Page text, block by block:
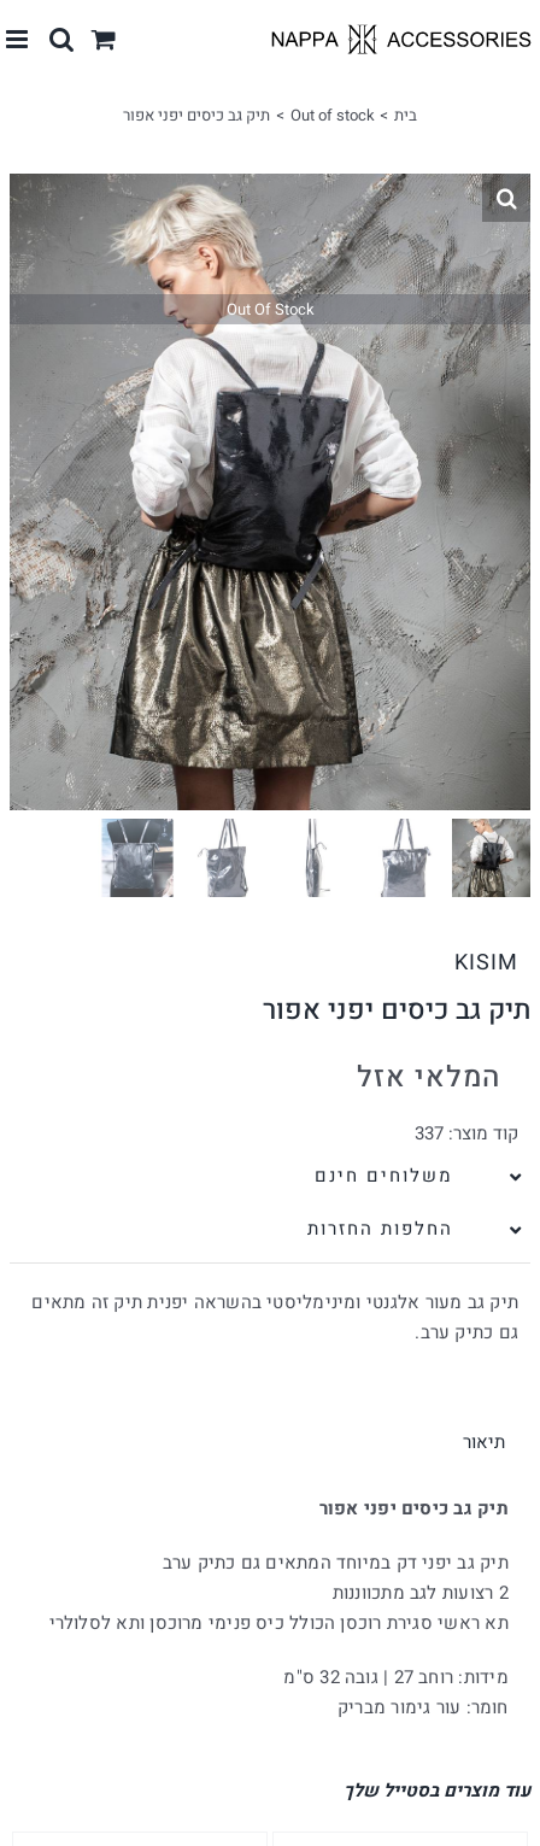
לתוכן
בית Out of stock תיק גב כיסים יפני אפור
Out Of Stock
KISIM
תיק גב כיסים יפני אפור
המלאי אזל
קוד מוצר: 337
משלוחים חינם
החלפות החזרות
תיק גב מעור אלגנטי ומינימליסטי בהשראה יפנית תיק זה מתאים
גם כתיק ערב.
תיאור
תיק גב כיסים יפני אפור
תיק גב יפני דק במיוחד המתאים גם כתיק ערב
2 רצועות לגב מתכווננות
תא ראשי סגירת רוכסן הכולל כיס פנימי מרוכסן ותא לסלולרי
מידות: רוחב 27 | גובה 32 ס"מ
חומר: עור גימור מבריק
עוד מוצרים בסטייל שלך